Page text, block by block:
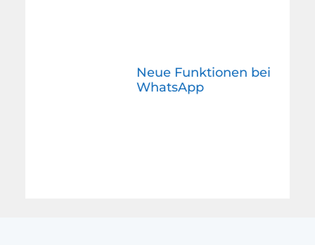
Neue Funktionen bei
WhatsApp